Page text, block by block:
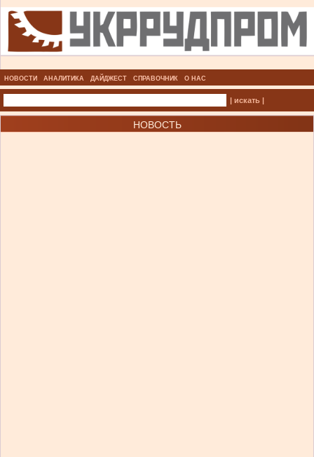
НОВОСТИ АНАЛИТИКА ДАЙДЖЕСТ СПРАВОЧНИК О НАС
| искать |
НОВОСТЬ